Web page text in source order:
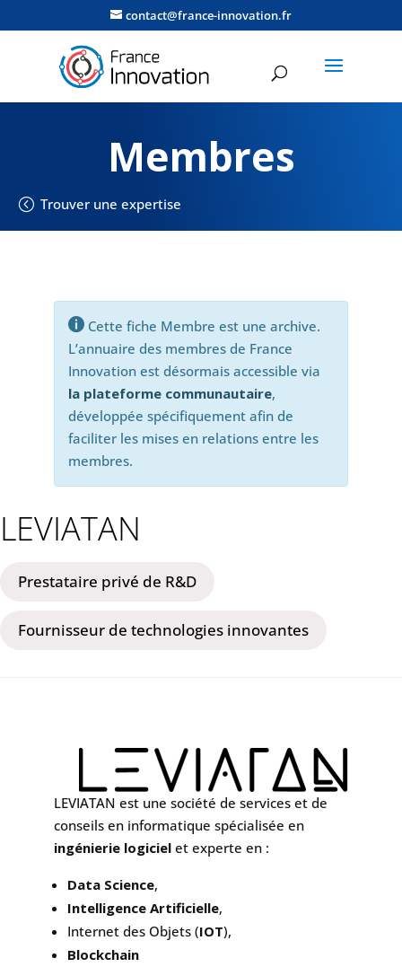
contact@france-innovation.fr
Membres
Trouver une expertise
Cette fiche Membre est une archive.
L’annuaire des membres de France
Innovation est désormais accessible via
la plateforme communautaire,
développée spécifiquement afin de
faciliter les mises en relations entre les
membres.
LEVIATAN
Prestataire privé de R&D
Fournisseur de technologies innovantes
LEVIATAN est une société de services et de
conseils en informatique spécialisée en
ingénierie logicielet experte en :
Data Science,
Intelligence Artificielle,
Internet des Objets (IOT),
Blockchain